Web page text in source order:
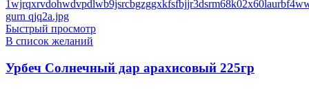
Быстрый просмотр
В список желаний
Урбеч Солнечный дар арахисовый 225гр